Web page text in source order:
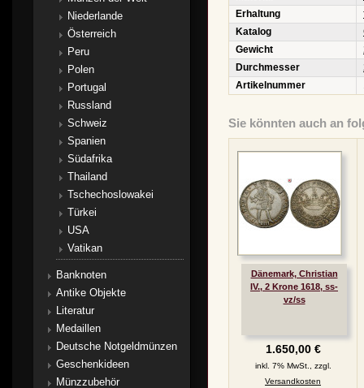
Erhaltung
Katalog
Gewicht
Durchmesser
Artikelnummer
Sie könnten auch an
Dänemark, Christian
IV., 2 Krone 1618, ss-
vz/ss
1.650,00 €
inkl. 7% MwSt., zzgl.
Versandkosten
Niederlande
Österreich
Peru
Polen
Portugal
Russland
Schweiz
Spanien
Südafrika
Thailand
Tschechoslowakei
Türkei
USA
Vatikan
Banknoten
Antike Objekte
Literatur
Medaillen
Deutsche Notgeldmünzen
Geschenkideen
Münzzubehör